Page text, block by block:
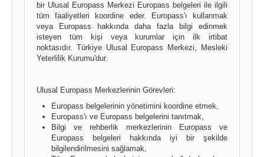
bir Ulusal Europass Merkezi Europass belgeleri ile ilgili
tüm faaliyetleri koordine eder. Europass'ı kullanmak
veya Europass hakkında daha fazla bilgi edinmek
isteyen tüm kişi veya kurumlar için ilk irtibat
noktasıdır. Türkiye Ulusal Europass Merkezi, Mesleki
Yeterlilik Kurumu'dur.
Ulusal Europass Merkezlerinin Görevleri:
Europass belgelerinin yönetimini koordine etmek,
Europass'ı ve Europass belgelerini tanıtmak,
Bilgi ve rehberlik merkezlerinin Europass ve
Europass belgeleri hakkında iyi bir şekilde
bilgilendirilmesini sağlamak,